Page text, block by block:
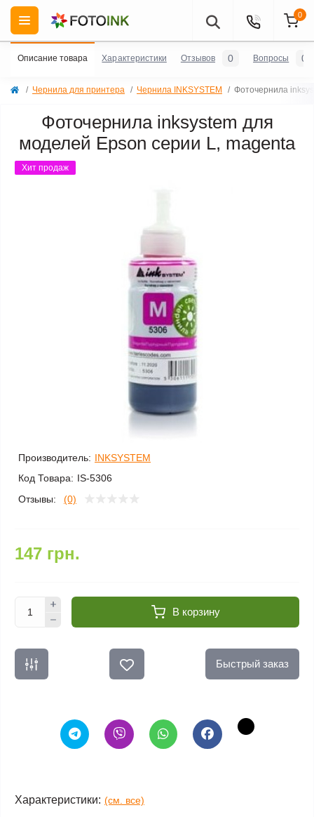
0
Чернила для принтера Чернила INKSYSTEM Фоточернила
Фоточернила inksystem для
моделей Epson серии L, magenta
Хит продаж
Производитель: INKSYSTEM
Код Товара: IS-5306
Отзывы:
(0)
147 грн.
В корзину
Быстрый заказ
Характеристики: (см. все)
Описание товара Характеристики Отзывов 0 Вопросы 0